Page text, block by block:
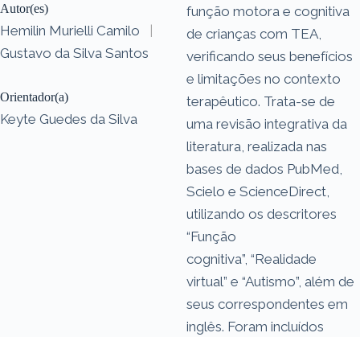
Autor(es)
Hemilin Murielli Camilo
|
Gustavo da Silva Santos
Orientador(a)
Keyte Guedes da Silva
função motora e cognitiva
de crianças com TEA,
verificando seus benefícios
e limitações no contexto
terapêutico. Trata-se de
uma revisão integrativa da
literatura, realizada nas
bases de dados PubMed,
Scielo e ScienceDirect,
utilizando os descritores
“Função
cognitiva”, “Realidade
virtual” e “Autismo”, além de
seus correspondentes em
inglês. Foram incluídos